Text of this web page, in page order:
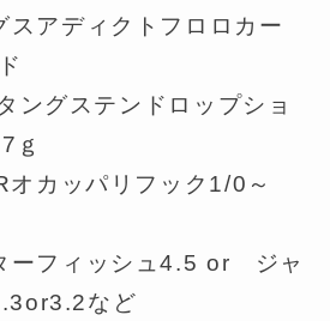
スアディクトフロロカー
ングステンドロップショ
ｇ
オカッパリフック1/0～
ーフィッシュ4.5 or ジャ
など